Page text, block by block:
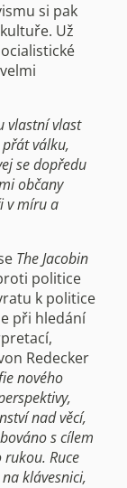
si pak
Už
vlastní vlast
válku,
se dopředu
občany
v míru a
The Jacobin
politice
k politice
při hledání
Redecker
nového
nad věcí,
s cílem
Ruce
klávesnici,